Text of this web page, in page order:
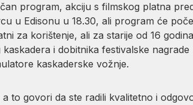
program, akciju s filmskog platna
u Edisonu u 18.30, ali program će
za korištenje, ali za starije od 16
i dobitnika festivalske
kaskaderske vožnje.
to govori da ste radili kvalitetno i